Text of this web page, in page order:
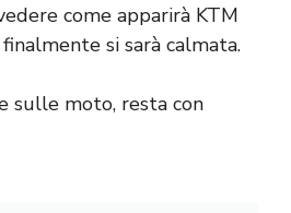
come apparirà KTM
si sarà calmata.
sulle moto, resta con